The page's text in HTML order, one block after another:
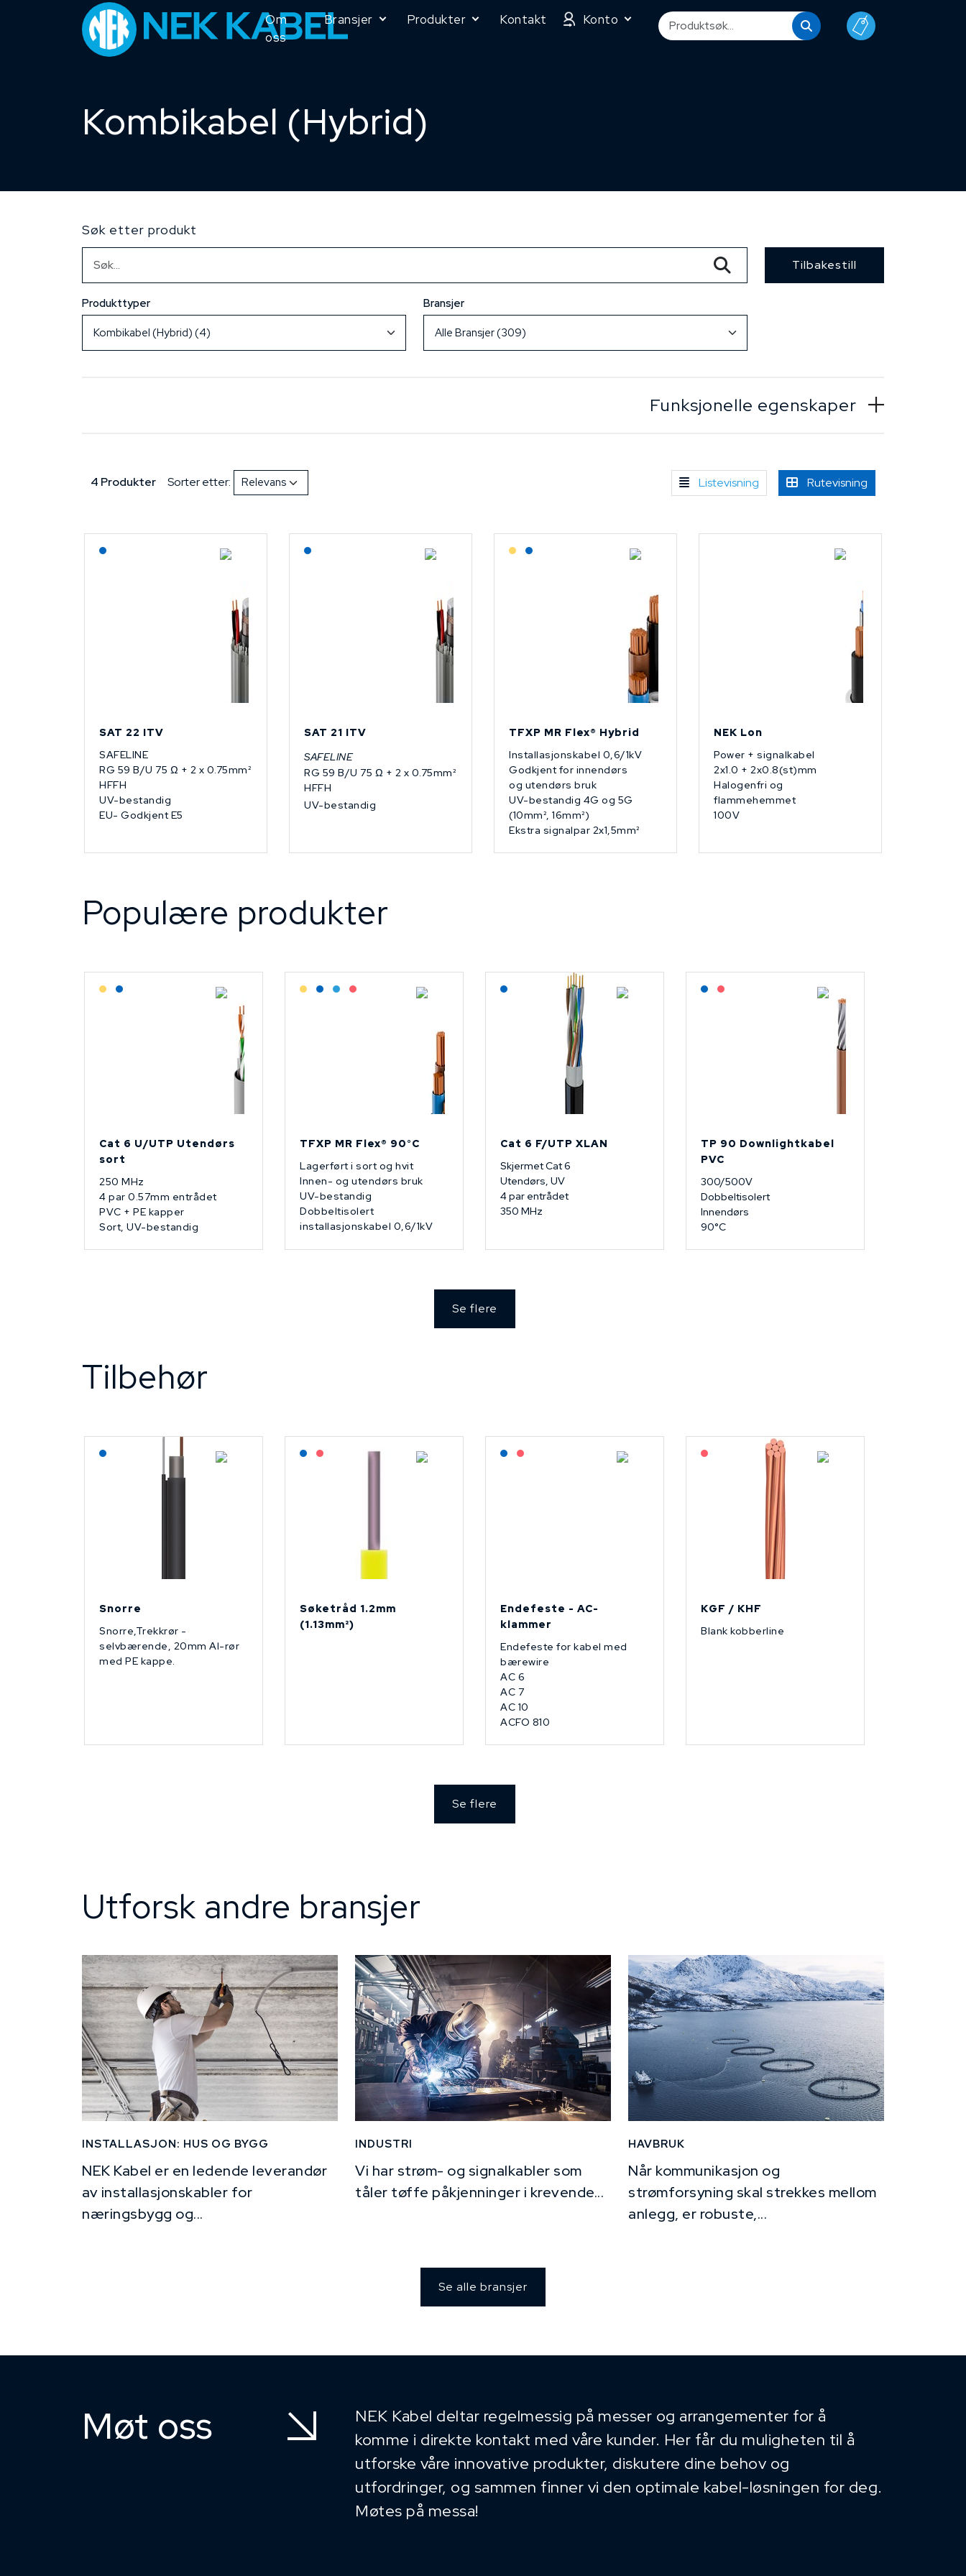
Om
oss
Bransjer Produkter Kontakt Konto
Kombikabel (Hybrid)
Søk etter produkt
Tilbakestill
Produkttyper Bransjer
Funksjonelle egenskaper
4 Produkter Sorter etter: Listevisning Rutevisning
SAT 22 ITV
SAFELINE
RG 59 B/U 75 Ω + 2 x 0.75mm²
HFFH
UV-bestandig
EU- Godkjent E5
SAT 21 ITV
SAFELINE
RG 59 B/U 75 Ω + 2 x 0.75mm²
HFFH
UV-bestandig
Lagerført: Grossist
Lagerført: NEK Kabel
TFXP MR Flex® Hybrid
Installasjonskabel 0,6/1kV
Godkjent for innendørs
og utendørs bruk
UV-bestandig 4G og 5G
(10mm², 16mm²)
Ekstra signalpar 2x1,5mm²
NEK Lon
Power + signalkabel
2x1.0 + 2x0.8(st)mm
Halogenfri og
flammehemmet
100V
Populære produkter
Lagerført: Grossist
Lagerført: NEK Kabel
Cat 6 U/UTP Utendørs
sort
250 MHz
4 par 0.57mm entrådet
PVC + PE kapper
Sort, UV-bestandig
Lagerført: Grossist
Lagerført: NEK Kabel
Bestilling: 2-3 uker
På forespørsel
TFXP MR Flex® 90°C
Lagerført i sort og hvit
Innen- og utendørs bruk
UV-bestandig
Dobbeltisolert
installasjonskabel 0,6/1kV
Lagerført: NEK Kabel
Cat 6 F/UTP XLAN
Skjermet Cat 6
Utendørs, UV
4 par entrådet
350 MHz
Lagerført: NEK Kabel
TP 90 Downlightkabel
PVC
300/500V
Dobbeltisolert
Innendørs
90°C
Se flere
Tilbehør
Snorre
Snorre,Trekkrør -
selvbærende, 20mm Al-rør
med PE kappe.
Lagerført: NEK Kabel
På forespørsel
Søketråd 1.2mm
(1.13mm²)
Lagerført: NEK Kabel
Endefeste - AC-
klammer
Endefeste for kabel med
bærewire
AC 6
AC 7
AC 10
ACFO 810
På forespørsel
KGF / KHF
Blank kobberline
Se flere
Utforsk andre bransjer
INSTALLASJON: HUS OG BYGG
NEK Kabel er en ledende leverandør
av installasjonskabler for
næringsbygg og...
INDUSTRI
Vi har strøm- og signalkabler som
tåler tøffe påkjenninger i krevende...
HAVBRUK
Når kommunikasjon og
strømforsyning skal strekkes mellom
anlegg, er robuste,...
Se alle bransjer
Møt oss
NEK Kabel deltar regelmessig på messer og arrangementer for å
komme i direkte kontakt med våre kunder. Her får du muligheten til å
utforske våre innovative produkter, diskutere dine behov og
utfordringer, og sammen finner vi den optimale kabel-løsningen for deg.
Møtes på messa!